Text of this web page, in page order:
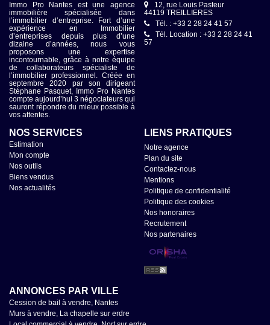
Immo Pro Nantes est une agence
immobilière spécialisée dans
l’immobilier d’entreprise. Fort d’une
expérience en Immobilier
d’entreprises depuis plus d’une
dizaine d’années, nous vous
proposons une expertise
incontournable, grâce à notre équipe
de collaborateurs spécialiste de
l’immobilier professionnel. Créée en
septembre 2020 par son dirigeant
Stéphane Pasquet, Immo Pro Nantes
compte aujourd’hui 3 négociateurs qui
sauront répondre du mieux possible à
vos attentes.
12, rue Louis Pasteur
44119 TREILLIERES
Tél. : +33 2 28 24 41 57
Tél. Location : +33 2 28 24 41
57
NOS SERVICES
Estimation
Mon compte
Nos outils
Biens vendus
Nos actualités
LIENS PRATIQUES
Notre agence
Plan du site
Contactez-nous
Mentions
Politique de confidentialité
Politique des cookies
Nos honoraires
Recrutement
Nos partenaires
ANNONCES PAR VILLE
Cession de bail à vendre, Nantes
Murs à vendre, La chapelle sur erdre